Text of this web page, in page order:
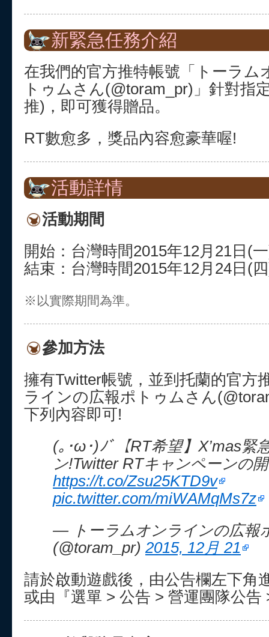
新緊急任務介紹
在我們的官方推特帳號「トーラム
トゥムさん(@toram_pr)」針對指
推)，即可獲得贈品。
RT數愈多，獎品內容愈豪華喔!
活動詳情
活動期間
開始：台灣時間2015年12月21日(
結束：台灣時間2015年12月24日(
※以實際期間為準。
參加方法
擁有Twitter帳號，並到托蘭的官方
ラインの広報ポトゥムさん
下列內容即可!
(｡･ω･)ﾉﾞ【RT希望】X’mas緊
ン!Twitter RTキャンペーンの
https://t.co/Zsu25KTD9v
pic.twitter.com/miWAMqMs7z
— トーラムオンラインの広報
(@toram_pr) 2015, 12月 21
請於啟動遊戲後，由公告欄左下角
或由『選單 > 公告 > 營運團隊公告